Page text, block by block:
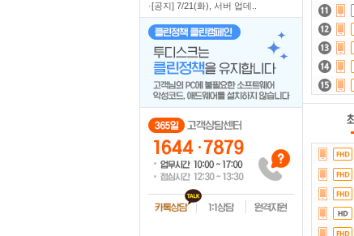
·[공지] 7/21(화), 서버 업데..